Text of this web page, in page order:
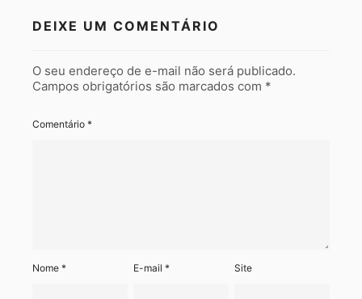
DEIXE UM COMENTÁRIO
O seu endereço de e-mail não será publicado.
Campos obrigatórios são marcados com *
Comentário *
Nome * E-mail* Site